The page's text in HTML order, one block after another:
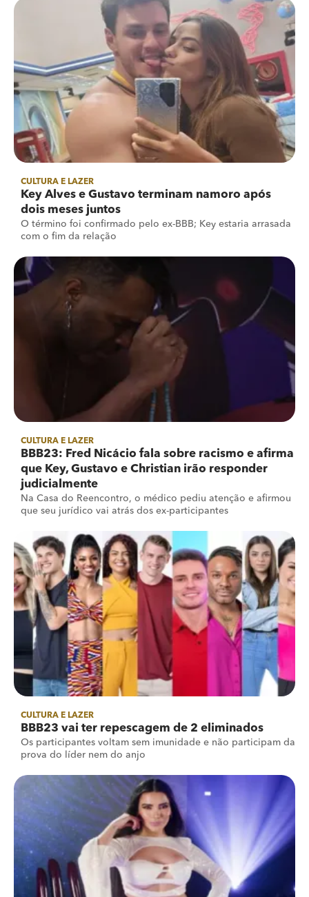
CULTURA E LAZER
Key Alves e Gustavo terminam namoro após
dois meses juntos
O término foi confirmado pelo ex-BBB; Key estaria arrasada
com o fim da relação
CULTURA E LAZER
BBB23: Fred Nicácio fala sobre racismo e afirma
que Key, Gustavo e Christian irão responder
judicialmente
Na Casa do Reencontro, o médico pediu atenção e afirmou
que seu jurídico vai atrás dos ex-participantes
CULTURA E LAZER
BBB23 vai ter repescagem de 2 eliminados
Os participantes voltam sem imunidade e não participam da
prova do líder nem do anjo